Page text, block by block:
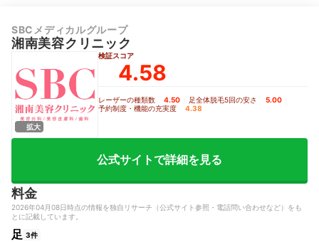
SBCメディカルグループ
湘南美容クリニック
拡大
検証スコア
4.58
レーザーの種類数 4.50 足全体脱毛5回の安さ 5.00
予約制度・機能の充実度 4.38
公式サイトで詳細を見る
料金
2026年04月08日時点の情報を独自リサーチ（公式サイト参照・電話問い合わせなど）をも
とに記載しています。
足 3件